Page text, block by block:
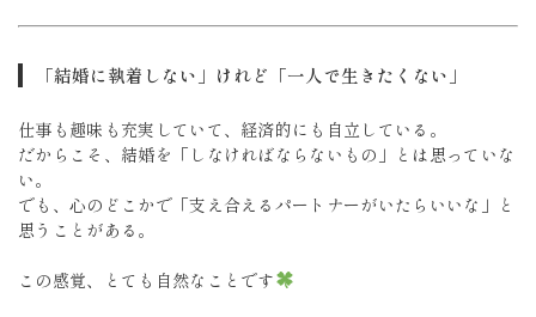
「結婚に執着しない」けれど「一人で生きたくない」
仕事も趣味も充実していて、経済的にも自立している。
だからこそ、結婚を「しなければならないもの」とは思っていな
い。
でも、心のどこかで「支え合えるパートナーがいたらいいな」と
思うことがある。
この感覚、とても自然なことです